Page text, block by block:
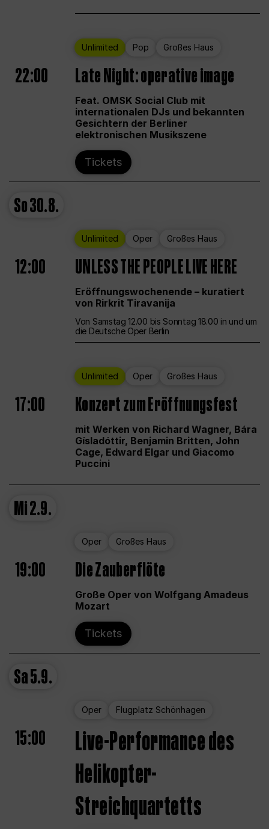
Unlimited Pop Großes Haus
22:00 Late Night: operative image
Feat. OMSK Social Club mit
internationalen DJs und bekannten
Gesichtern der Berliner
elektronischen Musikszene
Tickets
So30.8.
Unlimited Oper Großes Haus
12:00 UNLESS THE PEOPLE LIVE HERE
Eröffnungswochenende – kuratiert
von Rirkrit Tiravanija
Von Samstag 12.00 bis Sonntag 18.00 in und um
die Deutsche Oper Berlin
Unlimited Oper Großes Haus
17:00 Konzert zum Eröffnungsfest
mit Werken von Richard Wagner, Bára
Gísladóttir, Benjamin Britten, John
Cage, Edward Elgar und Giacomo
Puccini
Mi2.9.
Oper Großes Haus
19:00 Die Zauberflöte
Große Oper von Wolfgang Amadeus
Mozart
Tickets
Sa5.9.
Oper Flugplatz Schönhagen
15:00
Live-Performance des
Helikopter-
Streichquartetts